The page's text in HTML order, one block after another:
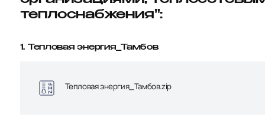
теплоснабжения":
1. Тепловая энергия_Тамбов
Тепловая энергия_Тамбов.zip